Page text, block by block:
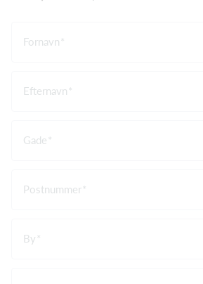
Fornavn
Efternavn
Gade
Postnummer
By